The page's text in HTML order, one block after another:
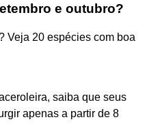
e outubro?
Veja 20 espécies com boa
saiba que seus
apenas a partir de 8